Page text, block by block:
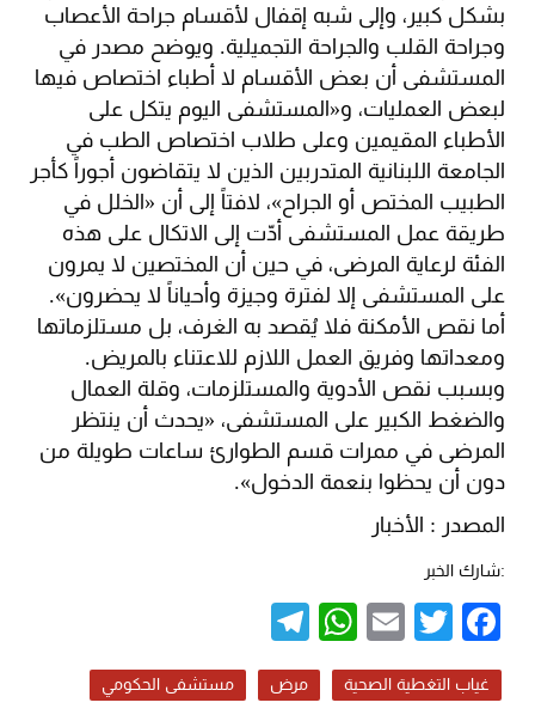
بشكل كبير، وإلى شبه إقفال لأقسام جراحة الأعصاب
وجراحة القلب والجراحة التجميلية. ويوضح مصدر في
المستشفى أن بعض الأقسام لا أطباء اختصاص فيها
لبعض العمليات، و«المستشفى اليوم يتكل على
الأطباء المقيمين وعلى طلاب اختصاص الطب في
الجامعة اللبنانية المتدربين الذين لا يتقاضون أجوراً كأجر
الطبيب المختص أو الجراح»، لافتاً إلى أن «الخلل في
طريقة عمل المستشفى أدّت إلى الاتكال على هذه
الفئة لرعاية المرضى، في حين أن المختصين لا يمرون
على المستشفى إلا لفترة وجيزة وأحياناً لا يحضرون».
أما نقص الأمكنة فلا يُقصد به الغرف، بل مستلزماتها
ومعداتها وفريق العمل اللازم للاعتناء بالمريض.
وبسبب نقص الأدوية والمستلزمات، وقلة العمال
والضغط الكبير على المستشفى، «يحدث أن ينتظر
المرضى في ممرات قسم الطوارئ ساعات طويلة من
دون أن يحظوا بنعمة الدخول».
المصدر : الأخبار
:شارك الخبر
Facebook
Twitter
Email
WhatsApp
غياب التغطية الصحية مرض مستشفى الحكومي